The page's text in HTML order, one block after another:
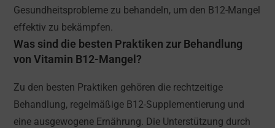
Gesundheitsprobleme zu behandeln, um den B12-Mangel
effektiv zu bekämpfen.
Was sind die besten Praktiken zur Behandlung
von Vitamin B12-Mangel?
Zu den besten Praktiken gehören die rechtzeitige
Behandlung, regelmäßige B12-Supplementierung und
eine ausgewogene Ernährung. Die Unterstützung durch